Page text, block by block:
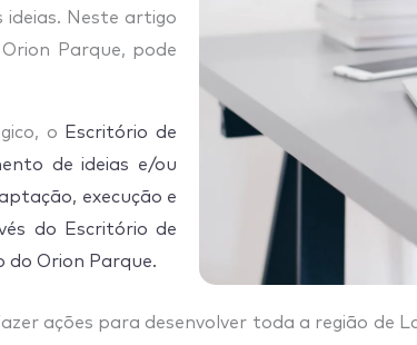
ideias. Neste artigo
Parque, pode
o
Escritório de
de ideias e/ou
execução e
do
Escritório de
do Orion Parque.
ações para desenvolver toda a região de